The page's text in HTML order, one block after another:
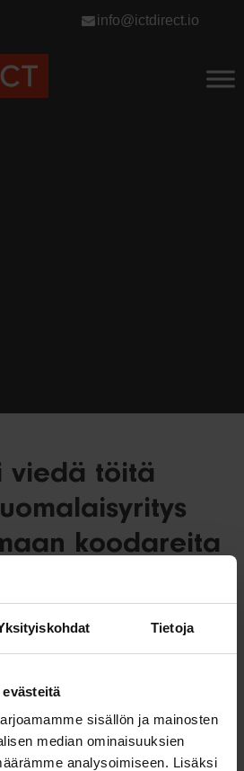
Tietoja
sisällön ja mainosten
median ominaisuuksien
analysoimiseen. Lisäksi
info@ictdirect.io
viedä töitä
koodareita
JulkaisijaICT